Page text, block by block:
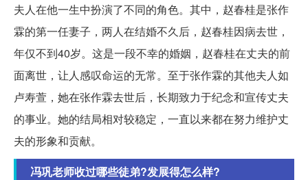
夫人在他一生中扮演了不同的角色。其中，赵春桂是张作
霖的第一任妻子，两人在结婚不久后，赵春桂因病去世，
年仅不到40岁。这是一段不幸的婚姻，赵春桂在丈夫的前
面离世，让人感叹命运的无常。至于张作霖的其他夫人如
卢寿萱，她在张作霖去世后，长期致力于纪念和宣传丈夫
的事业。她的结局相对较稳定，一直以来都在努力维护丈
夫的形象和贡献。
冯巩老师收过哪些徒弟?发展得怎么样?